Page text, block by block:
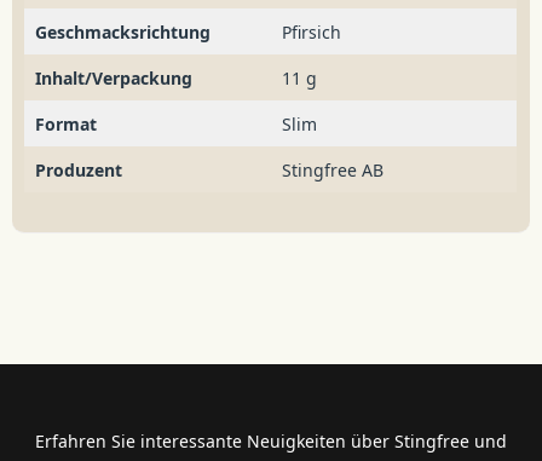
Geschmacksrichtung
Pfirsich
Inhalt/Verpackung
11 g
Format
Slim
Produzent
Stingfree AB
Erfahren Sie interessante Neuigkeiten über Stingfree und